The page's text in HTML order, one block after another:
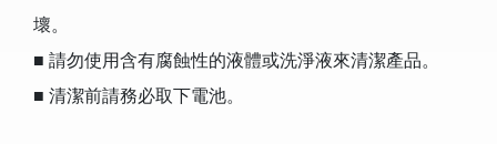
壞。
■ 請勿使用含有腐蝕性的液體或洗淨液來清潔產品。
■ 清潔前請務必取下電池。